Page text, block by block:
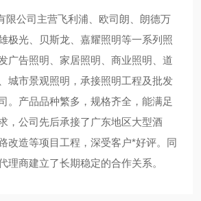
限公司主营飞利浦、欧司朗、朗德万
极光、贝斯龙、嘉耀照明等一系列照
广告照明、家居照明、商业照明、道
城市景观照明，承接照明工程及批发
。产品品种繁多，规格齐全，能满足
，公司先后承接了广东地区大型酒
改造等项目工程，深受客户*好评。同
理商建立了长期稳定的合作关系。